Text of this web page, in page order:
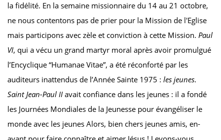
la fidélité. En la semaine missionnaire du 14 au 21 octobre,
ne nous contentons pas de prier pour la Mission de l'Eglise
mais participons avec zèle et conviction à cette Mission. Paul
VI, qui a vécu un grand martyr moral après avoir promulgué
l’Encyclique “Humanae Vitae”, a été réconforté par les
auditeurs inattendus de l’Année Sainte 1975 : les jeunes.
Saint Jean-Paul II avait confiance dans les jeunes : il a fondé
les Journées Mondiales de la Jeunesse pour évangéliser le
monde avec les jeunes Alors, bien chers jeunes amis, en-